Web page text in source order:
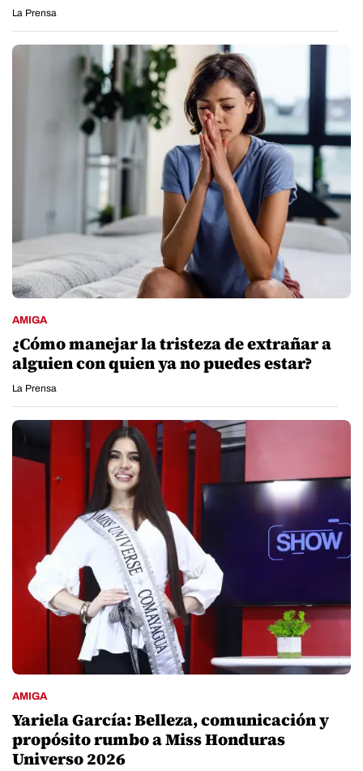
La Prensa
AMIGA
¿Cómo manejar la tristeza de extrañar a
alguien con quien ya no puedes estar?
La Prensa
AMIGA
Yariela García: Belleza, comunicación y
propósito rumbo a Miss Honduras
Universo 2026